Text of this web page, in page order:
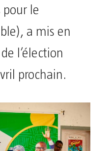
pour le
a mis en
l’élection
prochain.